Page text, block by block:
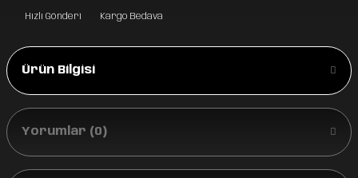
Hızlı Gönderi Kargo Bedava
Ürün Bilgisi
Yorumlar (0)